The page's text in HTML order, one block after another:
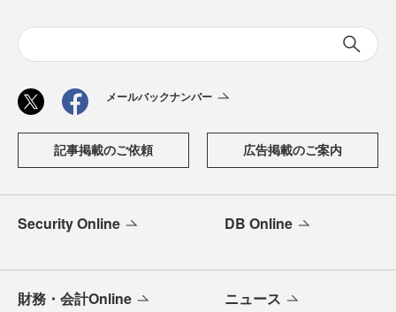
メールバックナンバー
記事掲載のご依頼 広告掲載のご案内
Security Online DB Online
財務・会計Online ニュース